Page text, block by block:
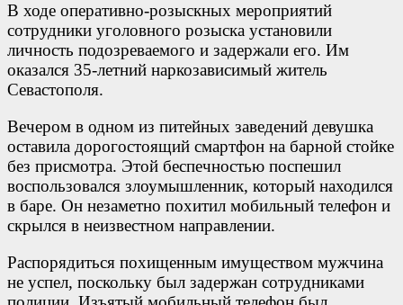
В ходе оперативно-розыскных мероприятий
сотрудники уголовного розыска установили
личность подозреваемого и задержали его. Им
оказался 35-летний наркозависимый житель
Севастополя.
Вечером в одном из питейных заведений девушка
оставила дорогостоящий смартфон на барной стойке
без присмотра. Этой беспечностью поспешил
воспользовался злоумышленник, который находился
в баре. Он незаметно похитил мобильный телефон и
скрылся в неизвестном направлении.
Распорядиться похищенным имуществом мужчина
не успел, поскольку был задержан сотрудниками